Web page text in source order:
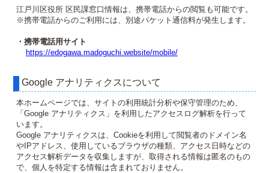
江戸川区役所 区民課窓口情報は、携帯電話からの閲覧も可能です。
※携帯電話からのご利用には、別途パケット通信料が発生します。
・携帯電話用サイト
https://edogawa.madoguchi.website/mobile/
Google アナリティクスについて
本ホームページでは、サイトの利用統計分析や保守管理のため、
「Google アナリティクス」を利用したアクセスログ解析を行って
います。
Google アナリティクスは、Cookieを利用して閲覧者のドメイン名
やIPアドレス、使用しているブラウザの種類、アクセス日時などの
アクセス解析データを収集しますが、取得される情報は匿名のもの
で、個人を特定する情報は含まれておりません。